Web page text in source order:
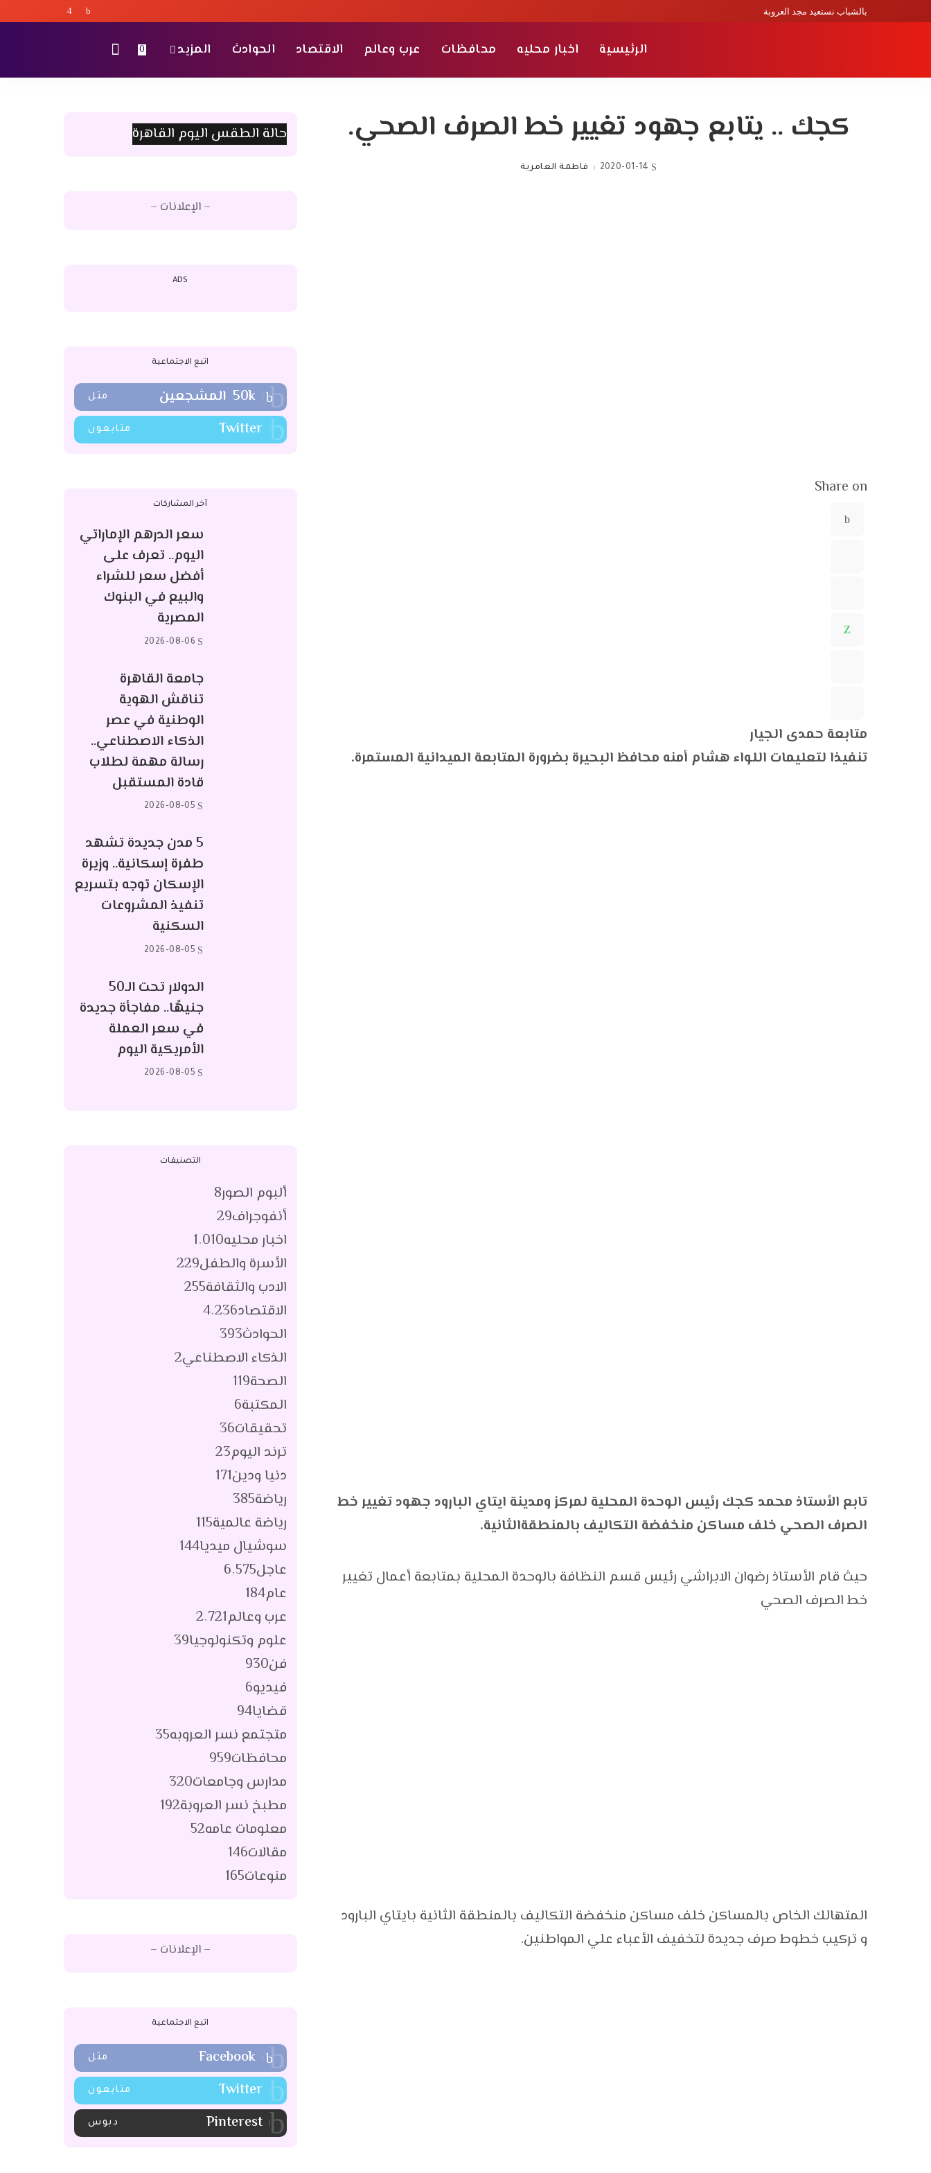
بالشباب نستعيد مجد العروبة
الرئيسية اخبار محليه محافظات عرب وعالم الاقتصاد الحوادث المزيد 0
كجك .. يتابع جهود تغيير خط الصرف الصحي.
2020-01-14
Posted
فاطمة العامرية
Share on
متابعة حمدى الجيار
تنفيذا لتعليمات اللواء هشام أمنه محافظ البحيرة بضرورة المتابعة الميدانية المستمرة.
تابع الأستاذ محمد كجك رئيس الوحدة المحلية لمركز ومدينة ايتاي البارود جهود تغيير خط
الصرف الصحي خلف مساكن منخفضة التكاليف بالمنطقةالثانية.
حيث قام الأستاذ رضوان الابراشي رئيس قسم النظافة بالوحدة المحلية بمتابعة أعمال تغيير
خط الصرف الصحي
المتهالك الخاص بالمساكن خلف مساكن منخفضة التكاليف بالمنطقة الثانية بايتاي البارود
و تركيب خطوط صرف جديدة لتخفيف الأعباء علي المواطنين.
حالة الطقس اليوم القاهرة
– الإعلانات –
ADS
اتبع الاجتماعية
50k المشجعين مثل
Twitter متابعون
آخر المشاركات
سعر الدرهم الإماراتي
اليوم.. تعرف على
أفضل سعر للشراء
والبيع في البنوك
المصرية
2026-08-06
جامعة القاهرة
تناقش الهوية
الوطنية في عصر
الذكاء الاصطناعي..
رسالة مهمة لطلاب
قادة المستقبل
2026-08-05
5 مدن جديدة تشهد
طفرة إسكانية.. وزيرة
الإسكان توجه بتسريع
تنفيذ المشروعات
السكنية
2026-08-05
الدولار تحت الـ50
جنيهًا.. مفاجأة جديدة
في سعر العملة
الأمريكية اليوم
2026-08-05
التصنيفات
ألبوم الصور8
أنفوجراف29
اخبار محليه1٬010
الأسرة والطفل229
الادب والثقافة255
الاقتصاد4٬236
الحوادث393
الذكاء الاصطناعي2
الصحة119
المكتبة6
تحقيقات36
ترند اليوم23
دنيا ودين171
رياضة385
رياضة عالمية115
سوشيال ميديا144
عاجل6٬575
عام184
عرب وعالم2٬721
علوم وتكنولوجيا39
فن930
فيديو6
قضايا94
متجتمع نسر العروبه35
محافظات959
مدارس وجامعات320
مطبخ نسر العروبة192
معلومات عامه52
مقالات146
منوعات165
– الإعلانات –
اتبع الاجتماعية
Facebook مثل
Twitter متابعون
Pinterest دبوس